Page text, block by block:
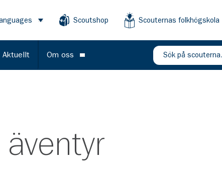
Öppna menyScoutshop Scouternas folkhögskola
meny
Aktuellt Om oss Öppna meny
Sök på scouterna.se